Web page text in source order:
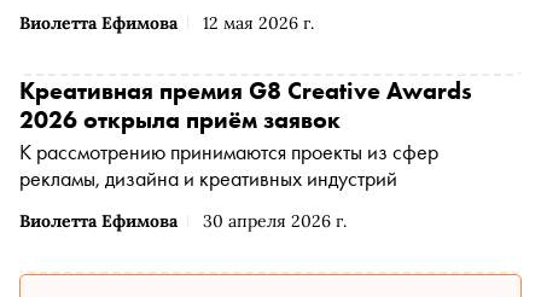
Виолетта Ефимова 12 мая 2026 г.
Виолетта Ефимова 30 апреля 2026 г.
Креативная премия G8 Creative Awards
2026 открыла приём заявок
К рассмотрению принимаются проекты из сфер
рекламы, дизайна и креативных индустрий